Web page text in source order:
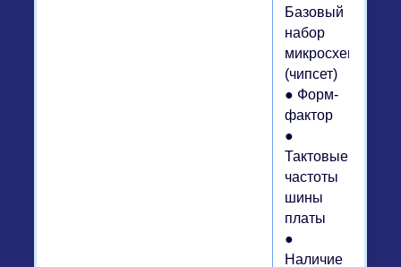
Базовый
набор
микросхем
(чипсет)
● Форм-
фактор
●
Тактовые
частоты
шины
платы
●
Наличие